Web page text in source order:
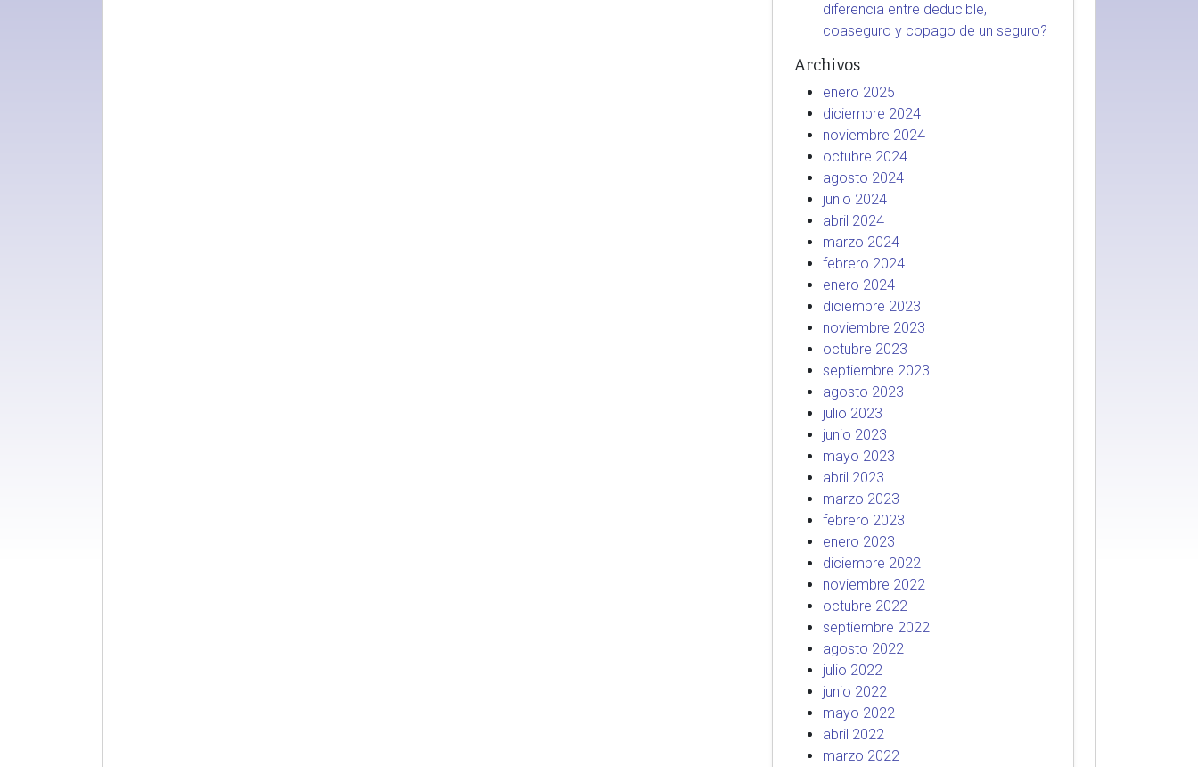
diferencia entre deducible,
coaseguro y copago de un seguro?
Archivos
enero 2025
diciembre 2024
noviembre 2024
octubre 2024
agosto 2024
junio 2024
abril 2024
marzo 2024
febrero 2024
enero 2024
diciembre 2023
noviembre 2023
octubre 2023
septiembre 2023
agosto 2023
julio 2023
junio 2023
mayo 2023
abril 2023
marzo 2023
febrero 2023
enero 2023
diciembre 2022
noviembre 2022
octubre 2022
septiembre 2022
agosto 2022
julio 2022
junio 2022
mayo 2022
abril 2022
marzo 2022